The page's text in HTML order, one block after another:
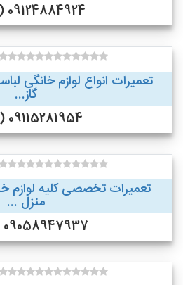
09124884924 (تهران)
تعمیرات انواع لوازم خانگی
گاز...
09115281954 (بافق )
تعمیرات تخصصی کلیه لوازم
منزل ...
09058947937 (مِیبُد )